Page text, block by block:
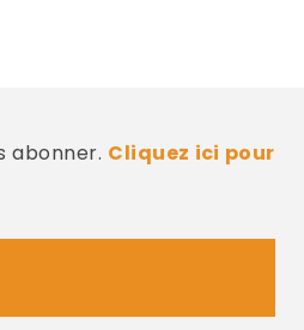
abonner. Cliquez ici pour